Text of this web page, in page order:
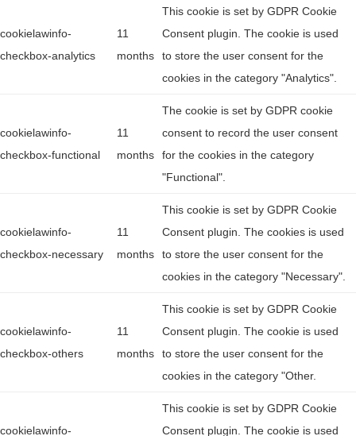
cookielawinfo-
checkbox-analytics
11
months
This cookie is set by GDPR Cookie
Consent plugin. The cookie is used
to store the user consent for the
cookies in the category "Analytics".
cookielawinfo-
checkbox-functional
11
months
The cookie is set by GDPR cookie
consent to record the user consent
for the cookies in the category
"Functional".
cookielawinfo-
checkbox-necessary
11
months
This cookie is set by GDPR Cookie
Consent plugin. The cookies is used
to store the user consent for the
cookies in the category "Necessary".
cookielawinfo-
checkbox-others
11
months
This cookie is set by GDPR Cookie
Consent plugin. The cookie is used
to store the user consent for the
cookies in the category "Other.
cookielawinfo-
This cookie is set by GDPR Cookie
Consent plugin. The cookie is used